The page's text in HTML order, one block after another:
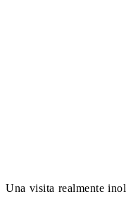
Una visita realmente